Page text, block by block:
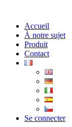
contenuAccueil
À notre sujet
Produit
Contact
Se connecter